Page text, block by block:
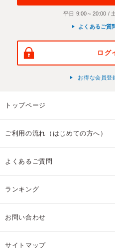
平日 9:00～20:00 /
よくあるご質
ログ
お得な会員登
トップページ
ご利用の流れ（はじめての方へ）
よくあるご質問
ランキング
お問い合わせ
サイトマップ